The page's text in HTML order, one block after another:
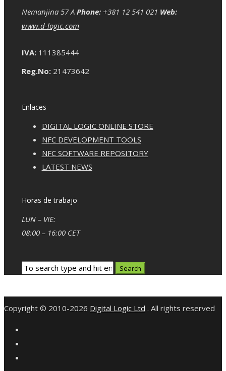
Nemanjina 57 A Phone:+381 12 541 021 Web:
www.d-logic.com
IVA:111385444
Reg.No:21473642
Enlaces
DIGITAL LOGIC ONLINE STORE
NFC DEVELOPMENT TOOLS
NFC SOFTWARE REPOSITORY
LATEST NEWS
Horas de trabajo
LUN – VIE:
08:00 – 16:00 CET
Copyright © 2010-2026 Digital Logic Ltd . All rights reserved